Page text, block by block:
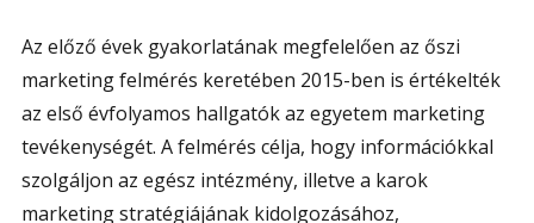
Az előző évek gyakorlatának megfelelően az őszi
marketing felmérés keretében 2015-ben is értékelték
az első évfolyamos hallgatók az egyetem marketing
tevékenységét. A felmérés célja, hogy információkkal
szolgáljon az egész intézmény, illetve a karok
marketing stratégiájának kidolgozásához,